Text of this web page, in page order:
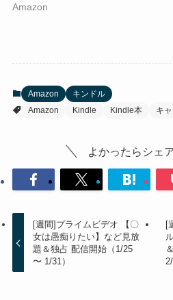
Amazon
Amazon
キンドル
Amazon
Kindle Kindle本 キ
よかったらシェ
[週間]プライムビデオ 【〇
女は愚痴りたい】など見放
題＆独占 配信開始（1/25
〜 1/31）
[
2/